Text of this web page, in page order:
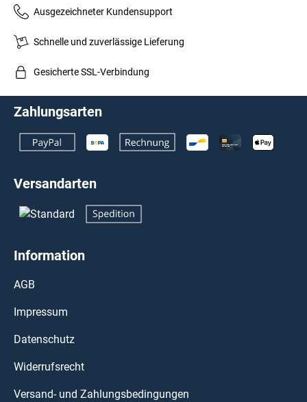
Ausgezeichneter Kundensupport
Schnelle und zuverlässige Lieferung
Gesicherte SSL-Verbindung
Zahlungsarten
Versandarten
Information
AGB
Impressum
Datenschutz
Widerrufsrecht
Versand- und Zahlungsbedingungen